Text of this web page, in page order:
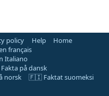
policy Help
Home
français
Italiano
på dansk
norsk
🇫🇮 Faktat suomeksi